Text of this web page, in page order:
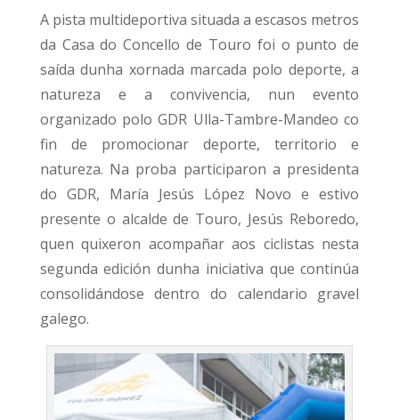
A pista multideportiva situada a escasos metros
da Casa do Concello de Touro foi o punto de
saída dunha xornada marcada polo deporte, a
natureza e a convivencia, nun evento
organizado polo GDR Ulla-Tambre-Mandeo co
fin de promocionar deporte, territorio e
natureza. Na proba participaron a presidenta
do GDR, María Jesús López Novo e estivo
presente o alcalde de Touro, Jesús Reboredo,
quen quixeron acompañar aos ciclistas nesta
segunda edición dunha iniciativa que continúa
consolidándose dentro do calendario gravel
galego.